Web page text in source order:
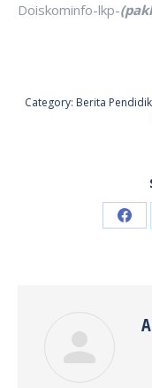
Doiskominfo-lkp-
Category: Berita